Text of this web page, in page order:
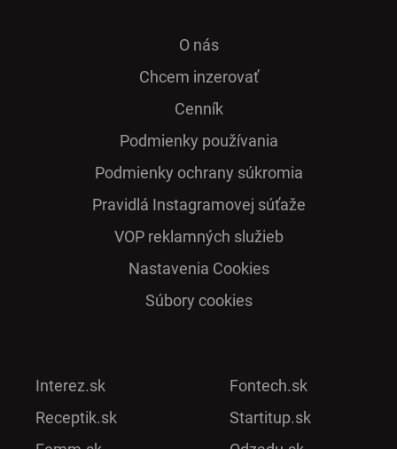
O nás
Chcem inzerovať
Cenník
Podmienky používania
Podmienky ochrany súkromia
Pra­vidlá Ins­ta­gra­mo­vej sú­ťaže
VOP reklamných služieb
Nastavenia Cookies
Súbory cookies
Interez.sk
Receptik.sk
Fontech.sk
Startitup.sk